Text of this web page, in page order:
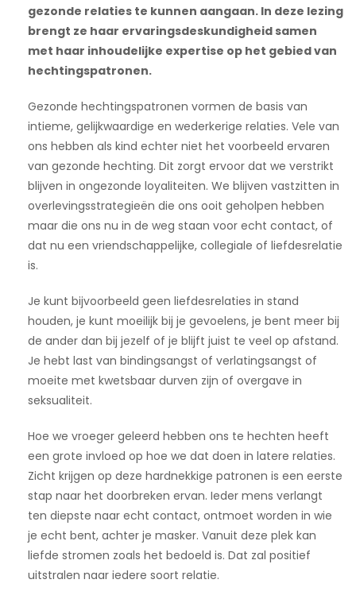
gezonde relaties te kunnen aangaan. In deze lezing
brengt ze haar ervaringsdeskundigheid samen
met haar inhoudelijke expertise op het gebied van
hechtingspatronen.
Gezonde hechtingspatronen vormen de basis van
intieme, gelijkwaardige en wederkerige relaties. Vele van
ons hebben als kind echter niet het voorbeeld ervaren
van gezonde hechting. Dit zorgt ervoor dat we verstrikt
blijven in ongezonde loyaliteiten. We blijven vastzitten in
overlevingsstrategieën die ons ooit geholpen hebben
maar die ons nu in de weg staan voor echt contact, of
dat nu een vriendschappelijke, collegiale of liefdesrelatie
is.
Je kunt bijvoorbeeld geen liefdesrelaties in stand
houden, je kunt moeilijk bij je gevoelens, je bent meer bij
de ander dan bij jezelf of je blijft juist te veel op afstand.
Je hebt last van bindingsangst of verlatingsangst of
moeite met kwetsbaar durven zijn of overgave in
seksualiteit.
Hoe we vroeger geleerd hebben ons te hechten heeft
een grote invloed op hoe we dat doen in latere relaties.
Zicht krijgen op deze hardnekkige patronen is een eerste
stap naar het doorbreken ervan. Ieder mens verlangt
ten diepste naar echt contact, ontmoet worden in wie
je echt bent, achter je masker. Vanuit deze plek kan
liefde stromen zoals het bedoeld is. Dat zal positief
uitstralen naar iedere soort relatie.